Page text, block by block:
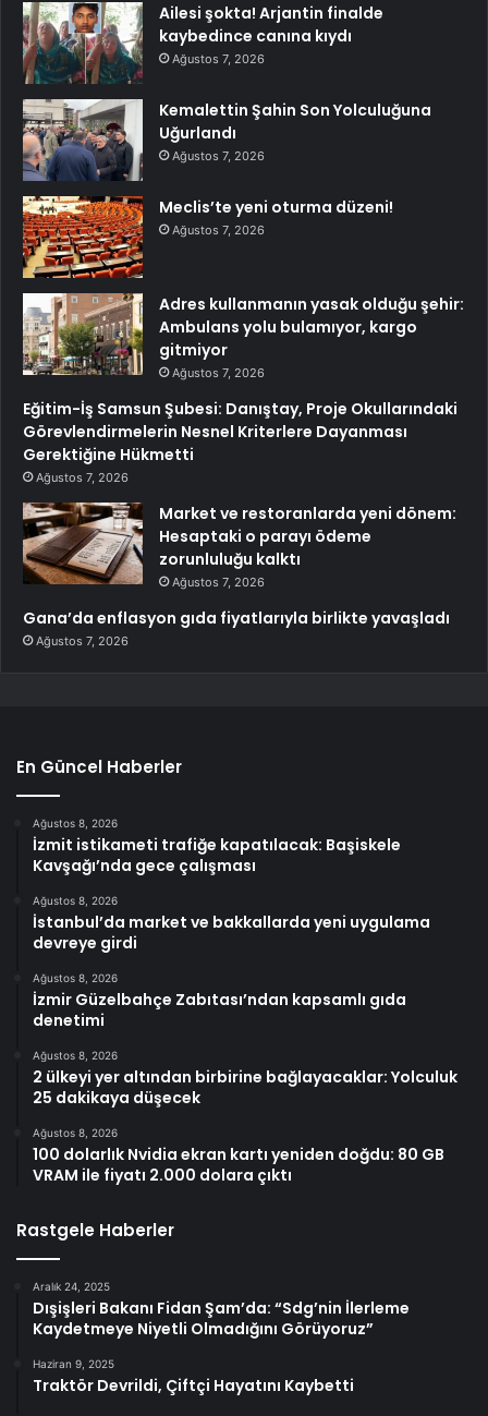
Ailesi şokta! Arjantin finalde
kaybedince canına kıydı
Ağustos 7, 2026
Kemalettin Şahin Son Yolculuğuna
Uğurlandı
Ağustos 7, 2026
Meclis’te yeni oturma düzeni!
Ağustos 7, 2026
Adres kullanmanın yasak olduğu şehir:
Ambulans yolu bulamıyor, kargo
gitmiyor
Ağustos 7, 2026
Eğitim-İş Samsun Şubesi: Danıştay, Proje Okullarındaki
Görevlendirmelerin Nesnel Kriterlere Dayanması
Gerektiğine Hükmetti
Ağustos 7, 2026
Market ve restoranlarda yeni dönem:
Hesaptaki o parayı ödeme
zorunluluğu kalktı
Ağustos 7, 2026
Gana’da enflasyon gıda fiyatlarıyla birlikte yavaşladı
Ağustos 7, 2026
En Güncel Haberler
Ağustos 8, 2026
İzmit istikameti trafiğe kapatılacak: Başiskele
Kavşağı’nda gece çalışması
Ağustos 8, 2026
İstanbul’da market ve bakkallarda yeni uygulama
devreye girdi
Ağustos 8, 2026
İzmir Güzelbahçe Zabıtası’ndan kapsamlı gıda
denetimi
Ağustos 8, 2026
2 ülkeyi yer altından birbirine bağlayacaklar: Yolculuk
25 dakikaya düşecek
Ağustos 8, 2026
100 dolarlık Nvidia ekran kartı yeniden doğdu: 80 GB
VRAM ile fiyatı 2.000 dolara çıktı
Rastgele Haberler
Aralık 24, 2025
Dışişleri Bakanı Fidan Şam’da: “Sdg’nin İlerleme
Kaydetmeye Niyetli Olmadığını Görüyoruz”
Haziran 9, 2025
Traktör Devrildi, Çiftçi Hayatını Kaybetti